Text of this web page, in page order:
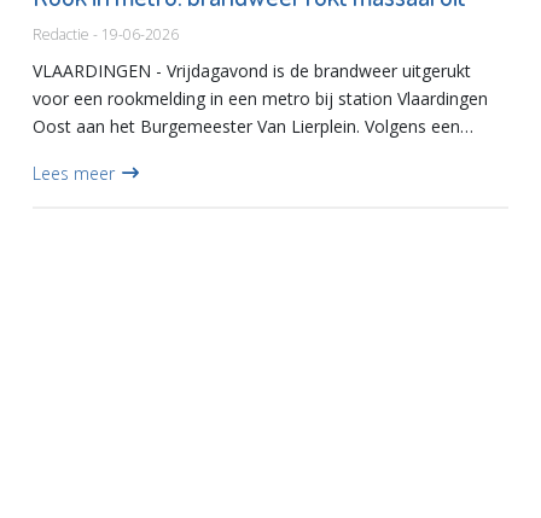
Redactie - 19-06-2026
VLAARDINGEN - Vrijdagavond is de brandweer uitgerukt
voor een rookmelding in een metro bij station Vlaardingen
Oost aan het Burgemeester Van Lierplein. Volgens een
de met...
Lees meer